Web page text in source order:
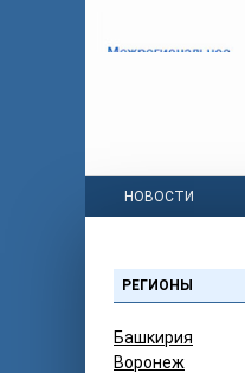
НОВОСТИ
РЕГИОНЫ
Башкирия
Воронеж